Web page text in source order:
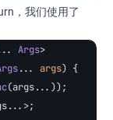
，我们使用了
Args>
... args) {
(args...));